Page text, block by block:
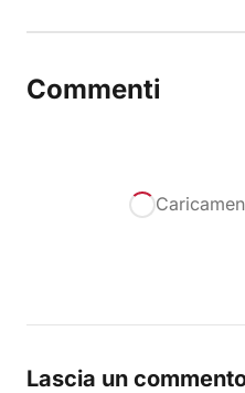
Commenti
Lascia un